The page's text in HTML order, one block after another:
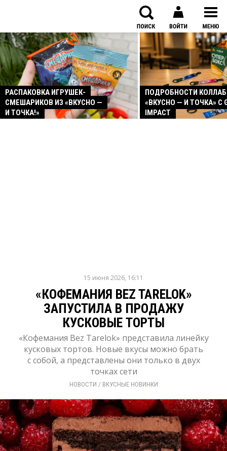
РАСПАКОВКА ИГРУШЕК-
СМЕШАРИКОВ ИЗ «ВКУСНО —
И ТОЧКА!»
ПОДРОБНОСТИ
«ВКУСНО — И ТОЧКА» С
IMPACT
15 июня 2026, 16:11
«КОФЕМАНИЯ BEZ TARELOK»
ЗАПУСТИЛА В ПРОДАЖУ
КУСКОВЫЕ ТОРТЫ
«Кофемания Bez Tarelok» представила линейку
кусковых тортов. Новые вкусы можно брать
с собой, а представлены они только в двух
точках сети
НОВОСТИ / ВКУСНЫЕ НОВИНКИ